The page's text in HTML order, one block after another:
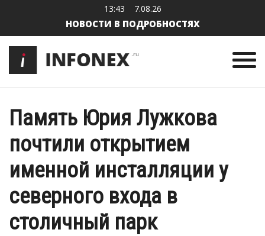
13:44 7.08.26
НОВОСТИ В ПОДРОБНОСТЯХ
Память Юрия Лужкова
почтили открытием
именной инсталляции у
северного входа в
столичный парк